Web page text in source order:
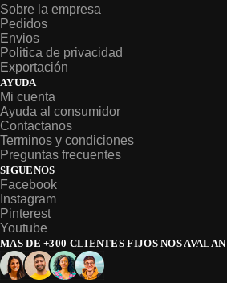
Sobre la empresa
Pedidos
Envios
Politica de privacidad
Exportación
AYUDA
Mi cuenta
Ayuda al consumidor
Contactanos
Terminos y condiciones
Preguntas frecuentes
SIGUENOS
Facebook
Instagram
Pinterest
Youtube
MAS DE +300 CLIENTES FIJOS NOS AVALAN